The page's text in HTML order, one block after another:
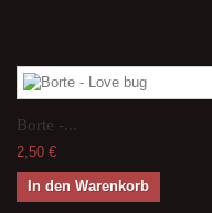
Borte -...
2,50 €
In den Warenkorb